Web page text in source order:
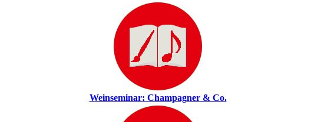
Weinseminar: Champagner & Co.